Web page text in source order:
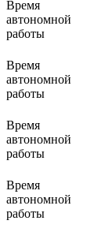
Время
автономной
работы
Время
автономной
работы
Время
автономной
работы
Время
автономной
работы